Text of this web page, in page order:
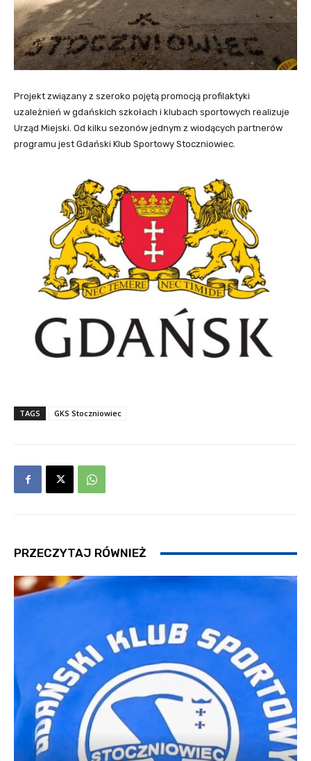
Projekt związany z szeroko pojętą promocją profilaktyki
uzależnień w gdańskich szkołach i klubach sportowych realizuje
Urząd Miejski. Od kilku sezonów jednym z wiodących partnerów
programu jest Gdański Klub Sportowy Stoczniowiec.
TAGS GKS Stoczniowiec
PRZECZYTAJ RÓWNIEŻ